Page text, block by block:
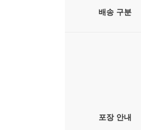
배송 구분
포장 안내